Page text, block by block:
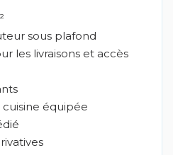
sous plafond
les livraisons et accès
équipée